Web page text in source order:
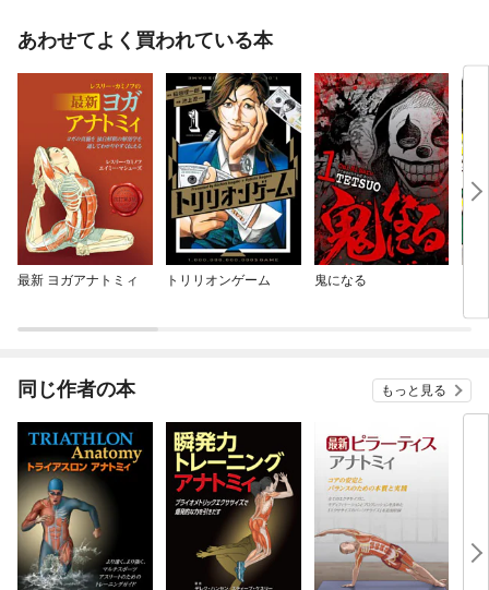
経て、おおいなる進化を遂げ、私たちを更なる深みへと到達させてくれ
る。
あわせてよく買われている本
最新 ヨガアナトミィ トリリオンゲーム 鬼になる
同じ作者の本 もっと見る